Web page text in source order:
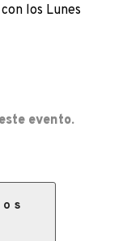
los Lunes
evento.